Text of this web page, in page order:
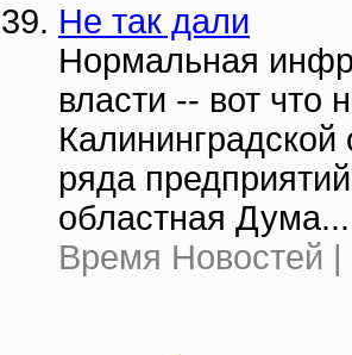
Не так дали
Нормальная
власти -- вот что
ряда
областная Дума...
Время Новостей |